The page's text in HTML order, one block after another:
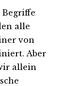
alle
von
Aber
allein